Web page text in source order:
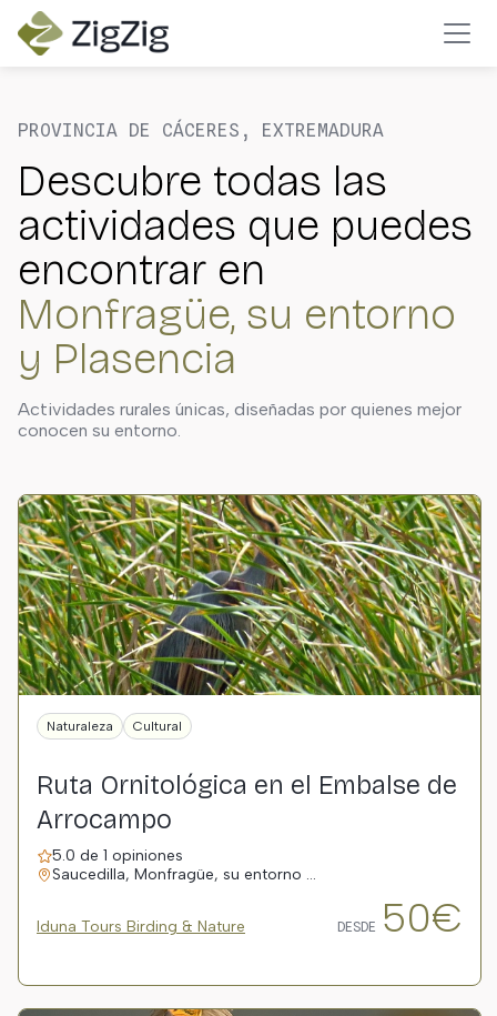
PROVINCIA DE CÁCERES, EXTREMADURA
Descubre todas las
actividades que puedes
encontrar en
Monfragüe, su entorno
y Plasencia
Actividades rurales únicas, diseñadas por quienes mejor
conocen su entorno.
Naturaleza Cultural
Ruta Ornitológica en el Embalse de
Arrocampo
5.0 de 1 opiniones
Saucedilla, Monfragüe, su entorno …
Iduna Tours Birding & Nature DESDE 50€